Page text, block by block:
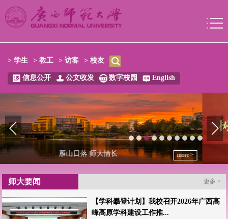
> 学生 > 教工 > 访客 > 校友
信息公开 公文收发 数字校园 English
树立和践行正确政绩观学习教育
师大要闻 更多 >
【学科攀登计划】我校召开2026年广西高
峰高原学科建设工作推...